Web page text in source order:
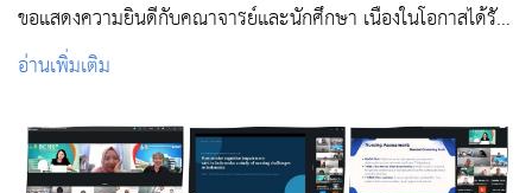
ขอแสดงความยินดีกับคณาจารย์และนักศึกษา เนื่องในโอกาสได้รับ
รางวัลในพิธีไหว้ครู สถาบันพระบรมราชชนก ประจำปีการศึกษา
2569
อ่านเพิ่มเติม